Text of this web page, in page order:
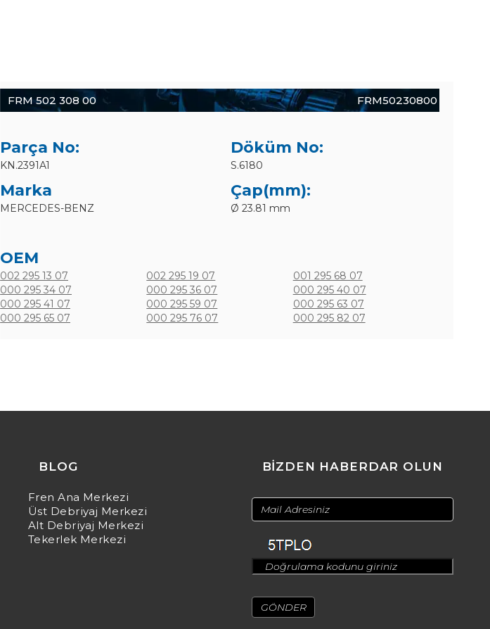
FRM 502 308 00 FRM50230800
Parça No:
KN.2391A1
Döküm No:
S.6180
Marka
MERCEDES-BENZ
Çap(mm):
Ø 23.81 mm
OEM
002 295 13 07 002 295 19 07
001 295 68 07
000 295 34 07
000 295 36 07
000 295 40 07
000 295 41 07
000 295 59 07
000 295 63 07
000 295 65 07
000 295 76 07 000 295 82 07
BLOG
Fren Ana Merkezi
Üst Debriyaj Merkezi
Alt Debriyaj Merkezi
Tekerlek Merkezi
BİZDEN HABERDAR OLUN